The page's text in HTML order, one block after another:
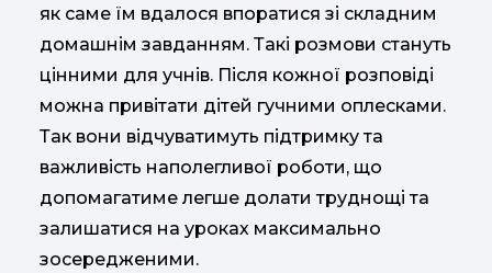
як саме їм вдалося впоратися зі складним
домашнім завданням. Такі розмови стануть
цінними для учнів. Після кожної розповіді
можна привітати дітей гучними оплесками.
Так вони відчуватимуть підтримку та
важливість наполегливої роботи, що
допомагатиме легше долати труднощі та
залишатися на уроках максимально
зосередженими.